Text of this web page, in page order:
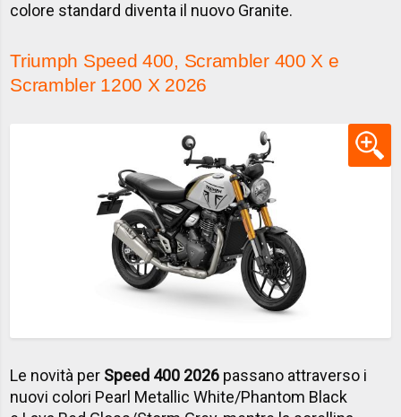
colore standard diventa il nuovo Granite.
Triumph Speed 400, Scrambler 400 X e
Scrambler 1200 X 2026
Le novità per Speed 400 2026 passano attraverso i
nuovi colori Pearl Metallic White/Phantom Black